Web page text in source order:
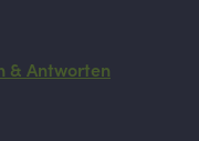
& Antworten